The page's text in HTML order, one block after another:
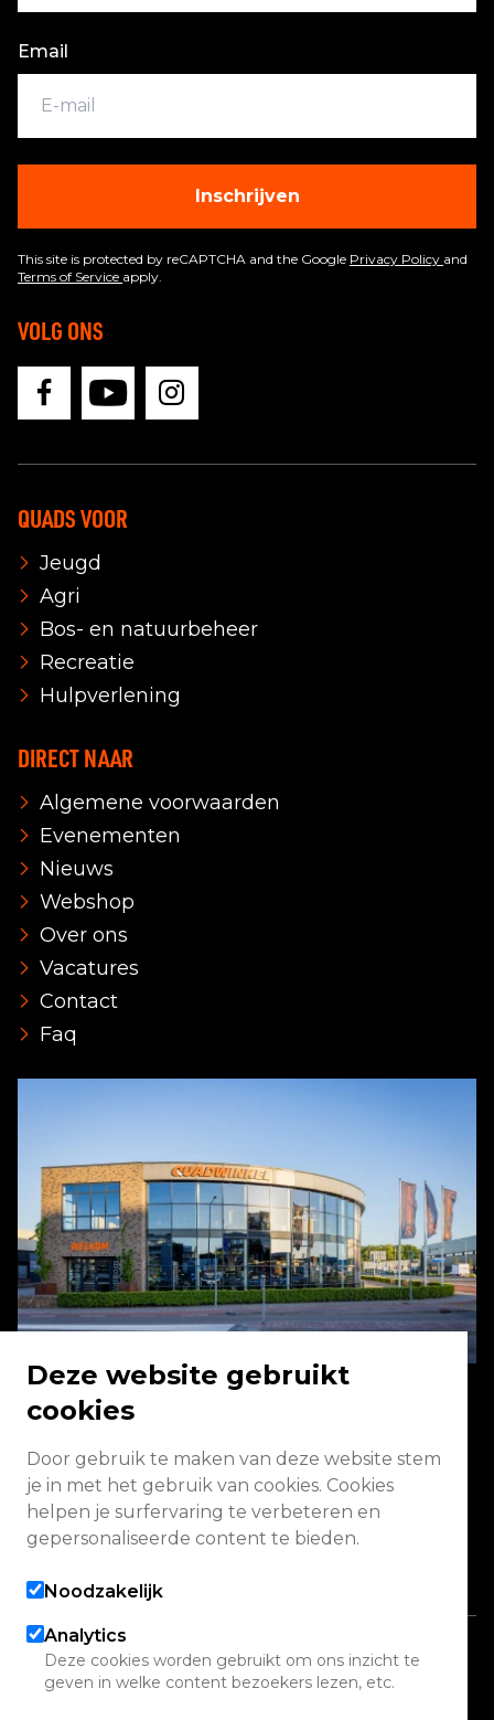
Email
Inschrijven
This site is protected by reCAPTCHA and the Google Privacy Policy and
Terms of Service apply.
VOLG ONS
QUADS VOOR
Jeugd
Agri
Bos- en natuurbeheer
Recreatie
Hulpverlening
DIRECT NAAR
Algemene voorwaarden
Evenementen
Nieuws
Webshop
Over ons
Vacatures
Contact
Faq
Energieweg 2 3771 NA Barneveld
Vandaag geopend van 09:00 - 13:00
(werkplaats gesloten)
Copyright 2026 Quadwinkel
Cookie instellingen
Deze website gebruikt
cookies
Door gebruik te maken van deze website stem
je in met het gebruik van cookies. Cookies
helpen je surfervaring te verbeteren en
gepersonaliseerde content te bieden.
Noodzakelijk
Analytics
Deze cookies worden gebruikt om ons inzicht te
geven in welke content bezoekers lezen, etc.